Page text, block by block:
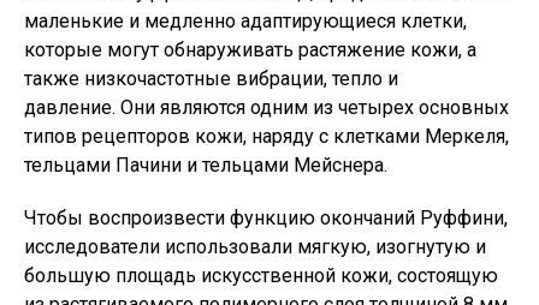
маленькие и медленно адаптирующиеся клетки,
которые могут обнаруживать растяжение кожи, а
также низкочастотные вибрации, тепло и
давление. Они являются одним из четырех основных
типов рецепторов кожи, наряду с клетками Меркеля,
тельцами Пачини и тельцами Мейснера.
Чтобы воспроизвести функцию окончаний Руффини,
исследователи использовали мягкую, изогнутую и
большую площадь искусственной кожи, состоящую